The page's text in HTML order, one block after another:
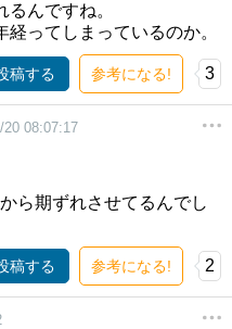
んですね。
ってしまっているのか。
稿する 参考になる! 3
20 08:07:17
ら期ずれさせてるんでし
稿する 参考になる! 2